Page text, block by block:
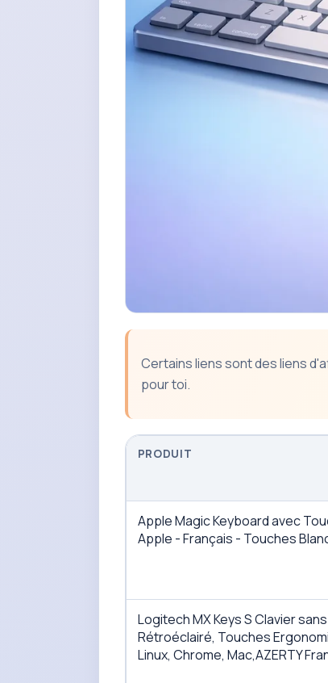
Certains liens sont des liens
pour toi.
PRODUIT
Apple Magic Keyboard avec
Apple - Français - Touches
Logitech MX Keys S Clavier
Rétroéclairé, Touches
Linux, Chrome, Mac,AZERTY